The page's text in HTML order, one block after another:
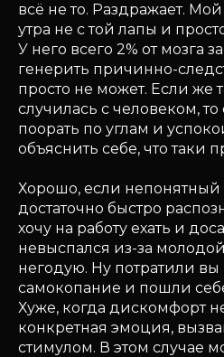
всё не то. Раздражает. Мой
утра не с той лапы и
У него всего 2% от мозга
генерить причинно-
просто не может. Если же
случилась с человеком,
поорать по углам и
объяснить себе, что таки
Хорошо, если
достаточно быстро
хочу на работу ехать и
невыспался из-за
негодую. Ну потратили вы
самокопание и пошли
Хуже, когда дискомфорт
конкретная эмоция,
стимулом. В этом случае